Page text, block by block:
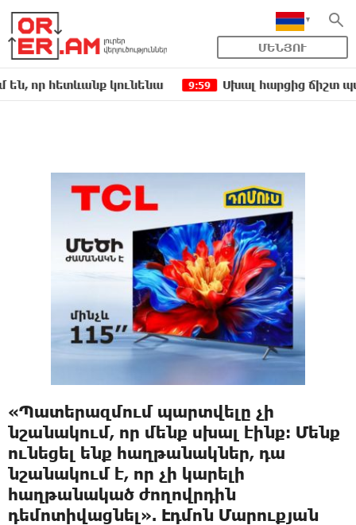
ՄԵՆՅՈՒ
կունենա 9:59 Սխալ հարցից ճիշտ
«Պատերազմում պարտվելը չի
նշանակում, որ մենք սխալ էինք։ Մենք
ունեցել ենք հաղթանակներ, դա
նշանակում է, որ չի կարելի
հաղթանակած ժողովրդին
դեմոտիվացնել». Էդմոն Մարուքյան